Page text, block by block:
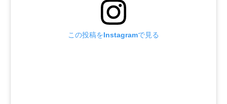
この投稿をInstagramで見る